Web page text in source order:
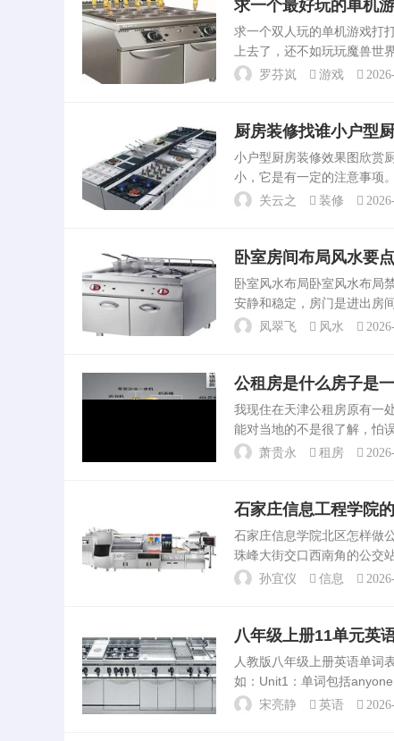
求一个最好玩的单机
求一个双人玩的单机游戏
上去了，还不如玩玩魔兽世
得什么名字了，可以双人
罗芬岚 游戏
厨房装修找谁小户型
小户型厨房装修效果图欣
小，它是有一定的注意事项
充分利用厨房收纳空间小厨
关云之 装修
卧室房间布局风水要
卧室风水布局卧室风水布
安静和稳定，房门是进出房
感，并且有损健康。化解方
凤翠飞 风水
公租房是什么房子是
我现住在天津公租房原有
能对当地的不是很了解，怕
你有。去租房子的地方看的
萧贵永 租房
石家庄信息工程学院
石家庄信息学院北区怎样
珠峰大街交口西南角的公交
最近，也是最快的路线。石
孙宜仪 信息
八年级上册11单元英
人教版八年级上册英语单
如：Unit1：单词包括
self、hen、pig、seem、
宋亮静 英语